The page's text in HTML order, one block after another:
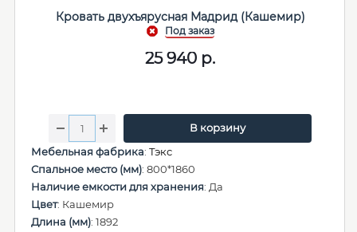
Кровать двухъярусная Мадрид (Кашемир)
25 940 р.
В корзину
Мебельная фабрика: Тэкс
Спальное место (мм): 800*1860
Наличие емкости для хранения: Да
Цвет: Кашемир
Длина (мм): 1892